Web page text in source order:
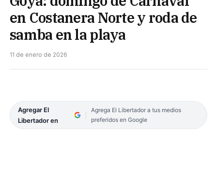
en Costanera Norte y roda de
samba en la playa
11 de enero de 2026
Agregar El
Libertador en
Agrega El Libertador a tus medios
preferidos en Google